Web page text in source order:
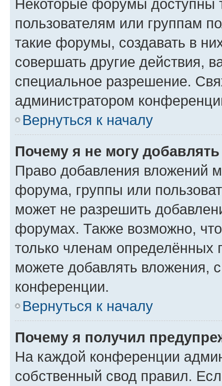
Некоторые форумы доступны
пользователям или группам
такие форумы, создавать в
совершать другие действия,
специальное разрешение.
администратором
Вернуться к началу
Почему я не могу
Право добавления вложений
форума, группы или
может не разрешить
форумах. Также возможно,
только членам определённых
можете добавлять вложения,
конференции.
Вернуться к началу
Почему я получил
На каждой конференции
собственный свод правил.